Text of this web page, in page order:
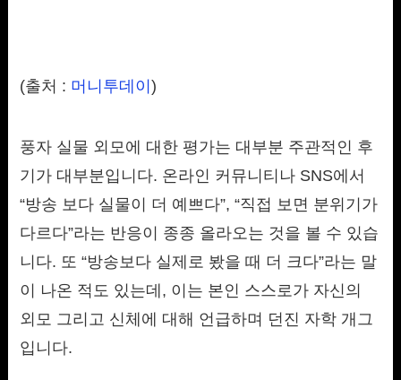
(출처 : 머니투데이)
풍자 실물 외모에 대한 평가는 대부분 주관적인 후
기가 대부분입니다. 온라인 커뮤니티나 SNS에서
“방송 보다 실물이 더 예쁘다”, “직접 보면 분위기가
다르다”라는 반응이 종종 올라오는 것을 볼 수 있습
니다. 또 “방송보다 실제로 봤을 때 더 크다”라는 말
이 나온 적도 있는데, 이는 본인 스스로가 자신의
외모 그리고 신체에 대해 언급하며 던진 자학 개그
입니다.